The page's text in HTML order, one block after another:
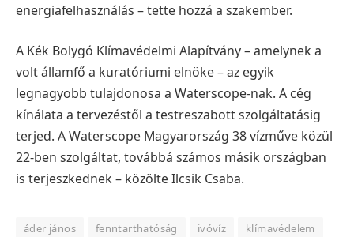
energiafelhasználás – tette hozzá a szakember.
A Kék Bolygó Klímavédelmi Alapítvány – amelynek a
volt államfő a kuratóriumi elnöke – az egyik
legnagyobb tulajdonosa a Waterscope-nak. A cég
kínálata a tervezéstől a testreszabott szolgáltatásig
terjed. A Waterscope Magyarország 38 vízműve közül
22-ben szolgáltat, továbbá számos másik országban
is terjeszkednek – közölte Ilcsik Csaba.
áder jános fenntarthatóság ivóvíz
klímavédelem